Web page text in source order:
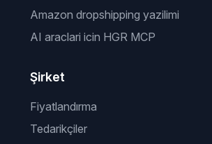
Amazon dropshipping yazilimi
AI araclari icin HGR MCP
Şirket
Fiyatlandırma
Tedarikçiler